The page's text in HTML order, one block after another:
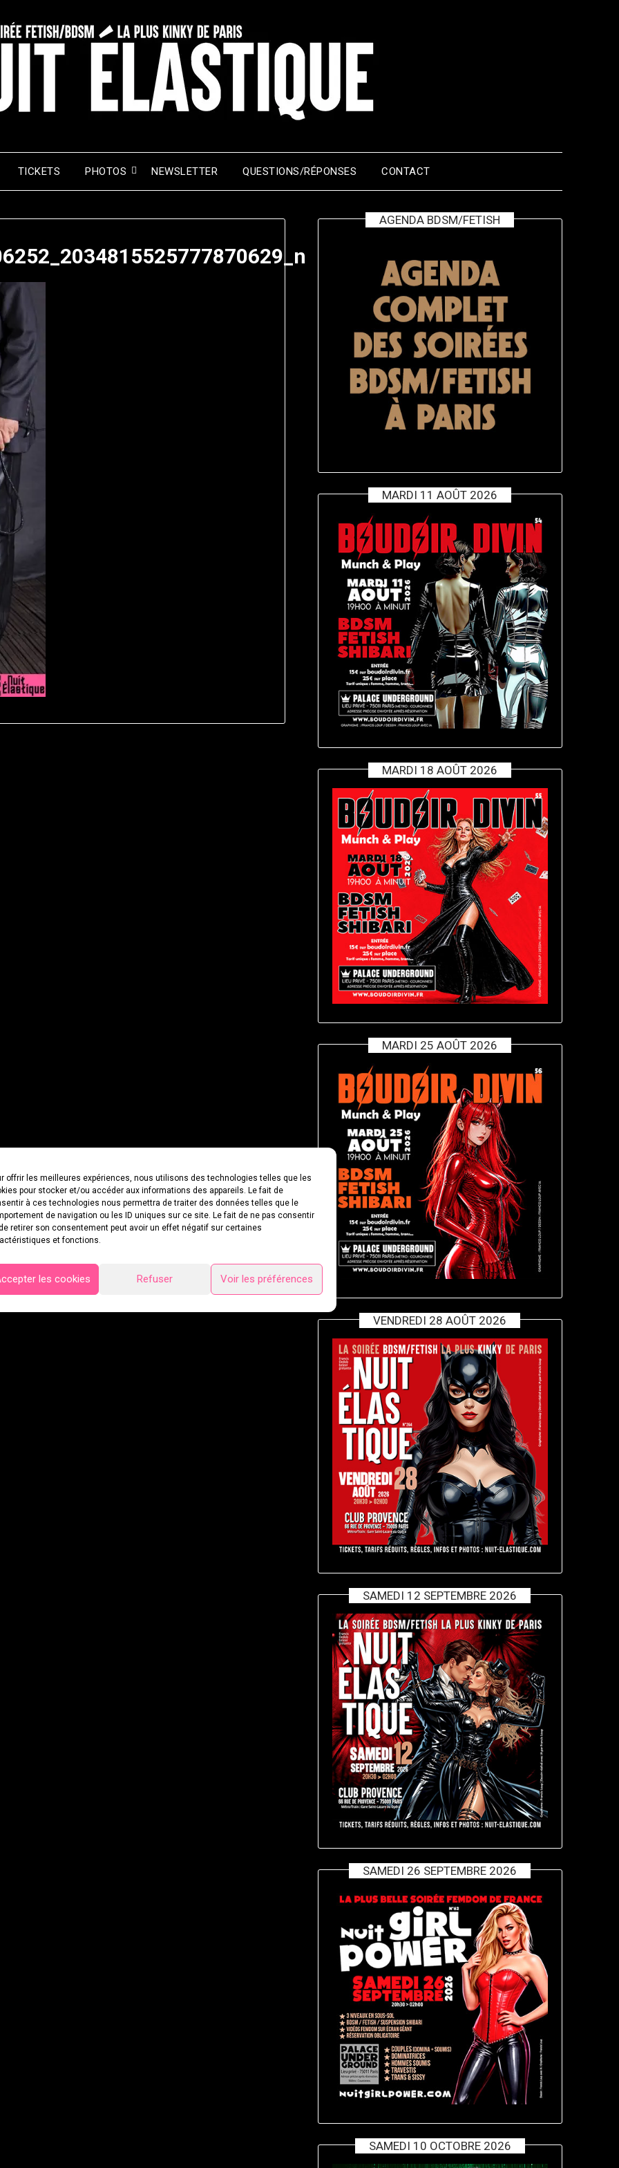
offrir les meilleures expériences, nous utilisons des technologies telles que les
pour stocker et/ou accéder aux informations des appareils. Le fait de
à ces technologies nous permettra de traiter des données telles que le
de navigation ou les ID uniques sur ce site. Le fait de ne pas consentir
retirer son consentement peut avoir un effet négatif sur certaines
et fonctions.
les cookies Refuser Voir les préférences
TICKETS PHOTOS NEWSLETTER QUESTIONS/RÉPONSES CONTACT
AGENDA BDSM/FETISH
MARDI 11 AOÛT 2026
MARDI 18 AOÛT 2026
MARDI 25 AOÛT 2026
VENDREDI 28 AOÛT 2026
SAMEDI 12 SEPTEMBRE 2026
SAMEDI 26 SEPTEMBRE 2026
SAMEDI 10 OCTOBRE 2026